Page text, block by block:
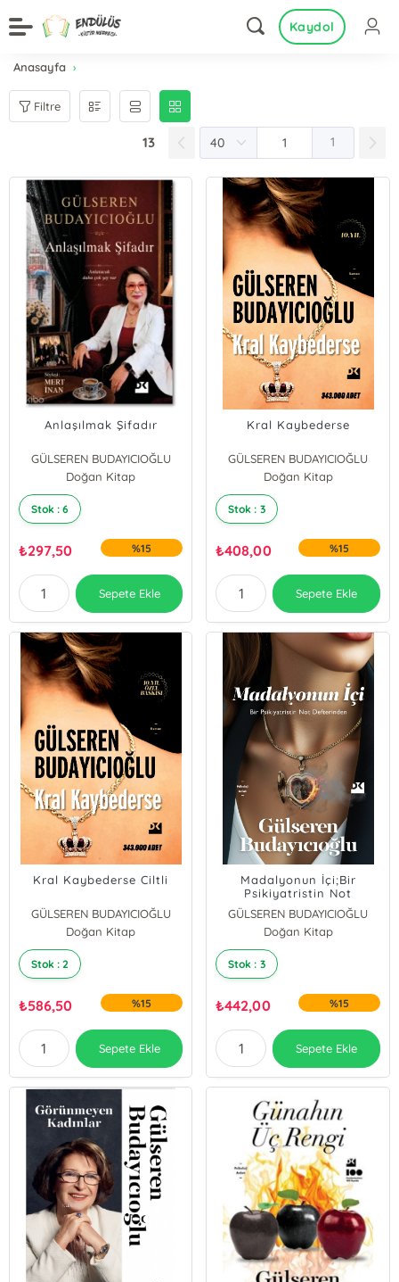
Kaydol
Anasayfa
Filtre
13 1
Anlaşılmak Şifadır
GÜLSEREN BUDAYICIOĞLU
Doğan Kitap
Stok : 6
₺297,50 %15
Sepete Ekle
Kral Kaybederse
GÜLSEREN BUDAYICIOĞLU
Doğan Kitap
Stok : 3
₺408,00 %15
Sepete Ekle
Kral Kaybederse Ciltli
GÜLSEREN BUDAYICIOĞLU
Doğan Kitap
Stok : 2
₺586,50 %15
Sepete Ekle
Madalyonun İçi;Bir
Psikiyatristin Not
Defterinden
GÜLSEREN BUDAYICIOĞLU
Doğan Kitap
Stok : 3
₺442,00 %15
Sepete Ekle